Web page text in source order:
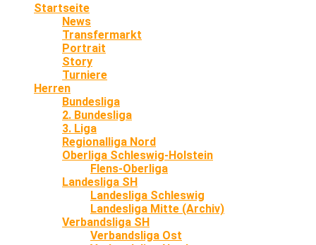
Startseite
News
Transfermarkt
Portrait
Story
Turniere
Herren
Bundesliga
2. Bundesliga
3. Liga
Regionalliga Nord
Oberliga Schleswig-Holstein
Flens-Oberliga
Landesliga SH
Landesliga Schleswig
Landesliga Mitte (Archiv)
Verbandsliga SH
Verbandsliga Ost